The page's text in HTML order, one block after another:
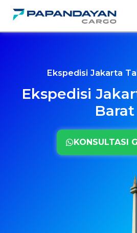
Lewati
konten
Ekspedisi Jakarta
Ekspedisi
Barat
KONSULTASI